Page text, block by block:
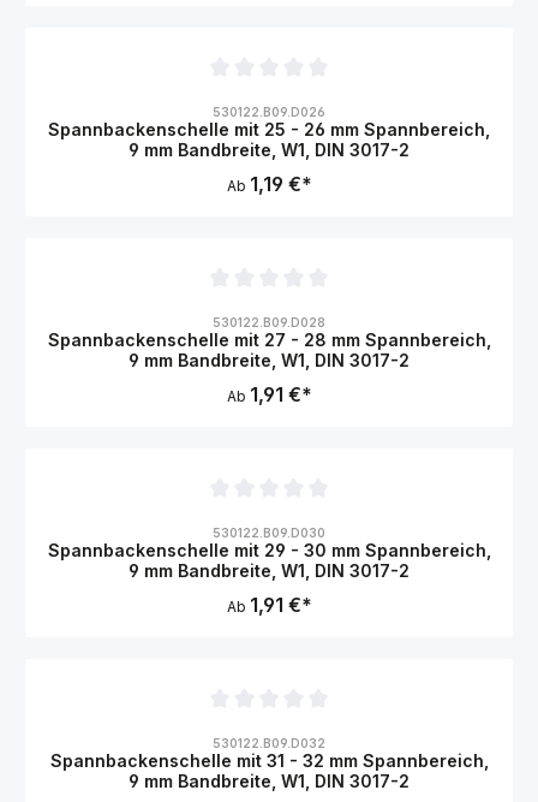
530122.B09.D026
Spannbackenschelle mit 25 - 26 mm Spannbereich,
9 mm Bandbreite, W1, DIN 3017-2
Ab 1,19 €*
530122.B09.D028
Spannbackenschelle mit 27 - 28 mm Spannbereich,
9 mm Bandbreite, W1, DIN 3017-2
Ab 1,91 €*
530122.B09.D030
Spannbackenschelle mit 29 - 30 mm Spannbereich,
9 mm Bandbreite, W1, DIN 3017-2
Ab 1,91 €*
530122.B09.D032
Spannbackenschelle mit 31 - 32 mm Spannbereich,
9 mm Bandbreite, W1, DIN 3017-2